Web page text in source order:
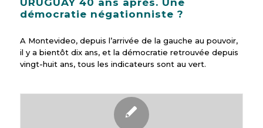
URUGUAY 40 ans après. Une
démocratie négationniste ?
A Montevideo, depuis l’arrivée de la gauche au pouvoir,
il y a bientôt dix ans, et la démocratie retrouvée depuis
vingt-huit ans, tous les indicateurs sont au vert.